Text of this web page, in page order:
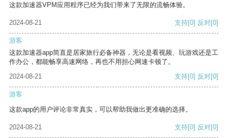
这款加速器VPM应用程序已经为我们带来了无限的流畅体验。
2024-08-21 支持[0] 反对[0]
游客
这款加速器app简直是居家旅行必备神器，无论是看视频、玩游戏还是工
作办公，都能畅享高速网络，再也不用担心网速卡顿了。
2024-08-21
支持[0] 反对[0]
游客
这款app的用户评论非常真实，可以帮助我做出更准确的选择。
2024-08-21 支持[0] 反对[0]